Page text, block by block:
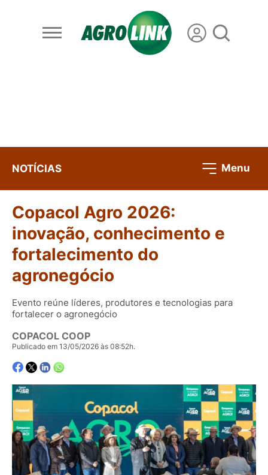
NOTÍCIAS Menu
Copacol Agro 2026:
inovação, conhecimento e
fortalecimento do
agronegócio
Evento reúne líderes, produtores e tecnologias para
fortalecer o agronegócio
COPACOL COOP
Publicado em 13/05/2026 às 08:52h.